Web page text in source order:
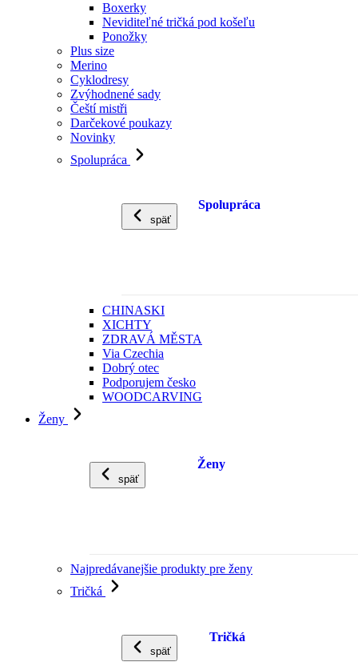
Boxerky
Neviditeľné tričká pod košeľu
Ponožky
Plus size
Merino
Cyklodresy
Zvýhodnené sady
Čeští mistři
Darčekové poukazy
Novinky
Spolupráca
späť
Spolupráca
CHINASKI
XICHTY
ZDRAVÁ MĚSTA
Via Czechia
Dobrý otec
Podporujem česko
WOODCARVING
Ženy
späť
Ženy
Najpredávanejšie produkty pre ženy
Tričká
späť
Tričká